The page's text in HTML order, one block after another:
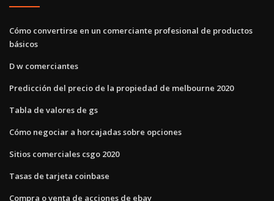
Cómo convertirse en un comerciante profesional de productos
básicos
D w comerciantes
Predicción del precio de la propiedad de melbourne 2020
Tabla de valores de gs
Cómo negociar a horcajadas sobre opciones
Sitios comerciales csgo 2020
Tasas de tarjeta coinbase
Compra o venta de acciones de ebay